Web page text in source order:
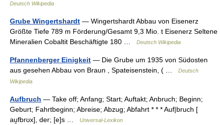
Deutsch Wikipedia
Grube Wingertshardt — Wingertshardt Abbau von Eisenerz
Größte Tiefe 789 m Förderung/Gesamt 9,3 Mio. t Eisenerz Seltene
Mineralien Cobaltit Beschäftigte 180 …
Deutsch Wikipedia
Pfannenberger Einigkeit — Die Grube um 1935 von Südosten
aus gesehen Abbau von Braun , Spateisenstein, ( …
Deutsch
Wikipedia
Aufbruch — Take off; Anfang; Start; Auftakt; Anbruch; Beginn;
Geburt; Fahrtbeginn; Abreise; Abzug; Abfahrt * * * Auf|bruch [
au̮fbrʊx], der; [e]s …
Universal-Lexikon